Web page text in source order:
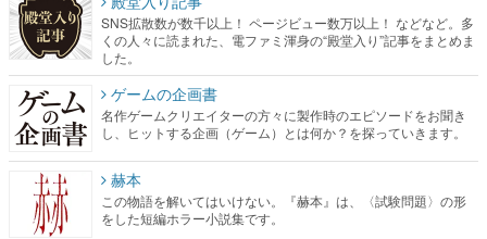
SNS拡散数が数千以上！ ページビュー数万以上！ などなど。多
くの人々に読まれた、電ファミ渾身の“殿堂入り”記事をまとめま
した。
ゲームの企画書
名作ゲームクリエイターの方々に製作時のエピソードをお聞き
し、ヒットする企画（ゲーム）とは何か？を探っていきます。
赫本
この物語を解いてはいけない。『赫本』は、〈試験問題〉の形
をした短編ホラー小説集です。